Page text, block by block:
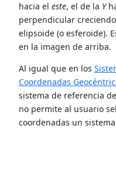
hacia el este, el de la Y
perpendicular
elipsoide (o esferoide).
en la imagen de arriba.
Al igual que en los
Coordenadas
sistema de referencia
no permite al usuario
coordenadas un